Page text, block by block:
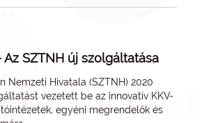
SZTNH új szolgáltatása
Nemzeti Hivatala (SZTNH) 2020
vezetett be az innovatív KKV-
egyéni megrendelők és